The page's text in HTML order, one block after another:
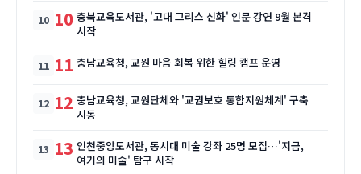
10 충북교육도서관, '고대 그리스 신화' 인문 강연 9월 본격
시작
11 충남교육청, 교원 마음 회복 위한 힐링 캠프 운영
12 충남교육청, 교원단체와 '교권보호 통합지원체계' 구축
시동
13 인천중앙도서관, 동시대 미술 강좌 25명 모집…'지금,
여기의 미술' 탐구 시작